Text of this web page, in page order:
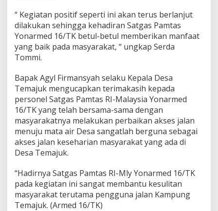
m
p
e
r
b
i
J
a
l
n
d
i
b
a
t
a
“ Kegiatan positif seperti ini akan terus berlanjut
dilakukan sehingga kehadiran Satgas Pamtas
Yonarmed 16/TK betul-betul memberikan manfaat
yang baik pada masyarakat, “ ungkap Serda
Tommi.
Bapak Agyl Firmansyah selaku Kepala Desa
Temajuk mengucapkan terimakasih kepada
personel Satgas Pamtas RI-Malaysia Yonarmed
16/TK yang telah bersama-sama dengan
masyarakatnya melakukan perbaikan akses jalan
menuju mata air Desa sangatlah berguna sebagai
akses jalan keseharian masyarakat yang ada di
Desa Temajuk.
“Hadirnya Satgas Pamtas RI-Mly Yonarmed 16/TK
pada kegiatan ini sangat membantu kesulitan
masyarakat terutama pengguna jalan Kampung
Temajuk. (Armed 16/TK)